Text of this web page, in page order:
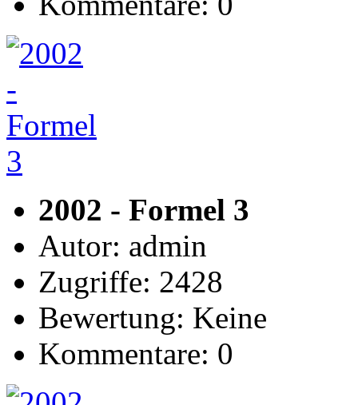
2002 - Formel 3
Autor: admin
Zugriffe: 2428
Bewertung: Keine
Kommentare: 0